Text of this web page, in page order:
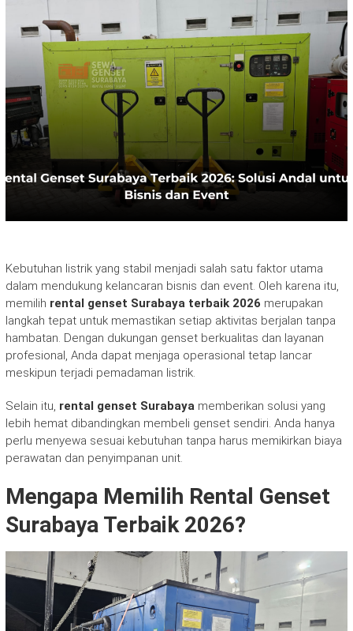
Kebutuhan listrik yang stabil menjadi salah satu faktor utama
dalam mendukung kelancaran bisnis dan event. Oleh karena itu,
memilih rental genset Surabaya terbaik 2026 merupakan
langkah tepat untuk memastikan setiap aktivitas berjalan tanpa
hambatan. Dengan dukungan genset berkualitas dan layanan
profesional, Anda dapat menjaga operasional tetap lancar
meskipun terjadi pemadaman listrik.
Selain itu, rental genset Surabayamemberikan solusi yang
lebih hemat dibandingkan membeli genset sendiri. Anda hanya
perlu menyewa sesuai kebutuhan tanpa harus memikirkan biaya
perawatan dan penyimpanan unit.
Mengapa Memilih Rental Genset
Surabaya Terbaik 2026?